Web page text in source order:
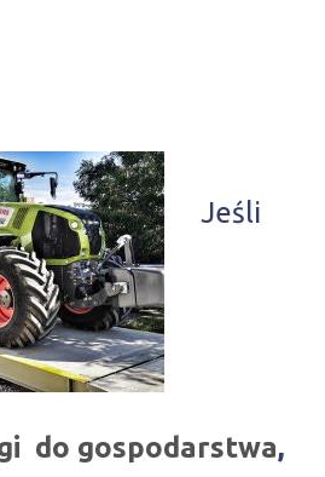
Jeśli
do gospodarstwa,